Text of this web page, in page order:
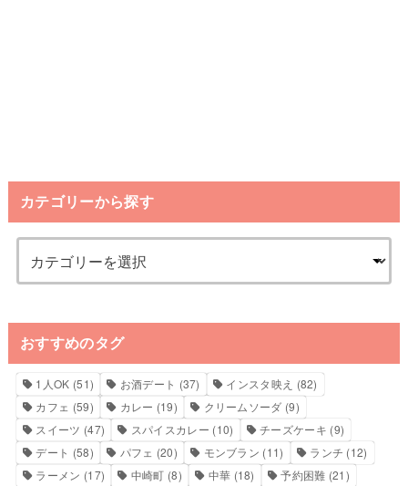
カテゴリーから探す
おすすめのタグ
1人OK (51) お酒デート (37) インスタ映え (82)
カフェ (59) カレー (19) クリームソーダ (9)
スイーツ (47) スパイスカレー (10) チーズケーキ (9)
デート (58) パフェ (20) モンブラン (11) ランチ (12)
ラーメン (17) 中崎町 (8) 中華 (18) 予約困難 (21)